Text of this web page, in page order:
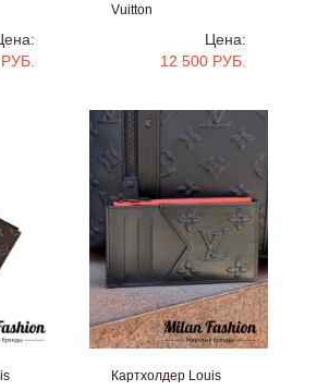
Vuitton
Цена:
12 500 РУБ.
Картхолдер Louis